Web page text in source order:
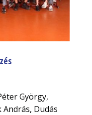
György,
Dudás